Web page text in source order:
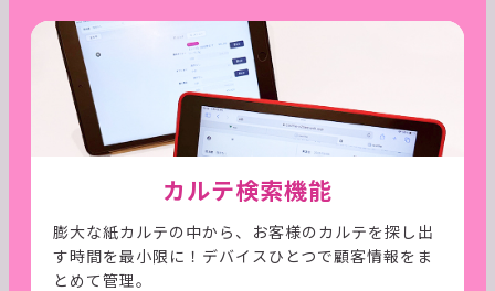
カルテ検索機能
膨大な紙カルテの中から、お客様のカルテを探し出
す時間を最小限に！デバイスひとつで顧客情報をま
とめて管理。